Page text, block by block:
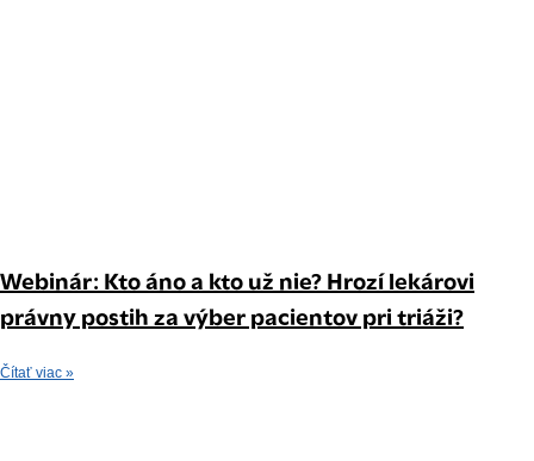
Webinár: Kto áno a kto už nie? Hrozí lekárovi
právny postih za výber pacientov pri triáži?
Čítať viac »